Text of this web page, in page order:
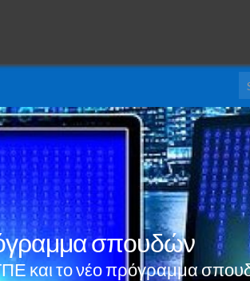
σπουδών
και το νέο πρόγραμμα